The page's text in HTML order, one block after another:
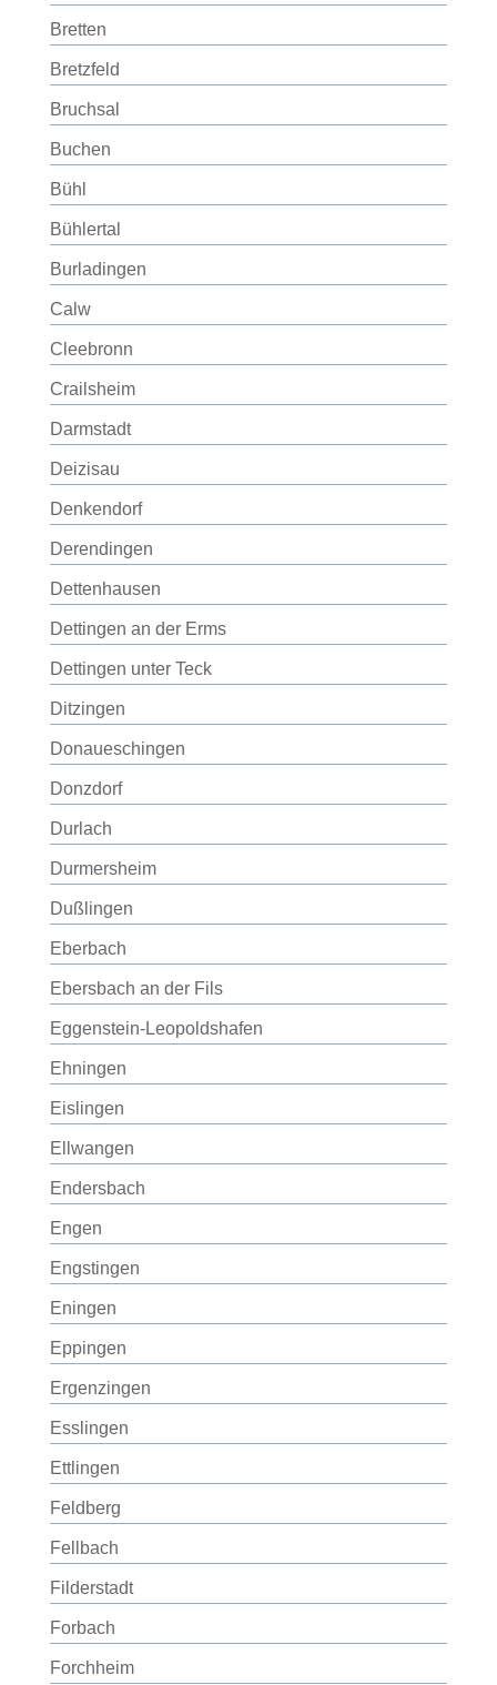
Bretten
Bretzfeld
Bruchsal
Buchen
Bühl
Bühlertal
Burladingen
Calw
Cleebronn
Crailsheim
Darmstadt
Deizisau
Denkendorf
Derendingen
Dettenhausen
Dettingen an der Erms
Dettingen unter Teck
Ditzingen
Donaueschingen
Donzdorf
Durlach
Durmersheim
Dußlingen
Eberbach
Ebersbach an der Fils
Eggenstein-Leopoldshafen
Ehningen
Eislingen
Ellwangen
Endersbach
Engen
Engstingen
Eningen
Eppingen
Ergenzingen
Esslingen
Ettlingen
Feldberg
Fellbach
Filderstadt
Forbach
Forchheim